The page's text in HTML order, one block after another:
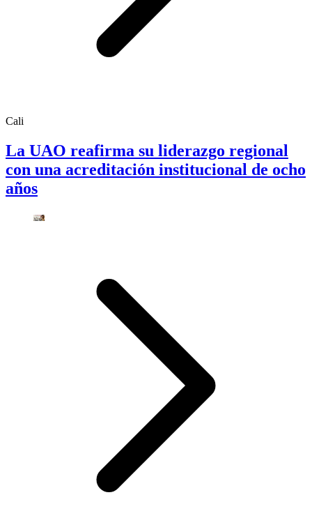
Cali
La UAO reafirma su liderazgo regional
con una acreditación institucional de ocho
años